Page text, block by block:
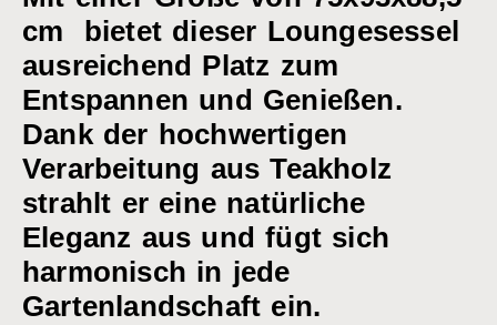
cm bietet dieser Loungesessel
ausreichend Platz zum
Entspannen und Genießen.
Dank der hochwertigen
Verarbeitung aus Teakholz
strahlt er eine natürliche
Eleganz aus und fügt sich
harmonisch in jede
Gartenlandschaft ein.